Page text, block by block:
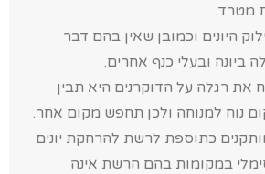
מטרד.
היונים וכמובן שאין בהם דבר
ביונה ובעלי כנף אחרים.
את רגלה על הדוקרנים היא תבין
נוח למנוחה ולכן תחפש מקום אחר.
כתוספת לרשת להרחקת יונים
במקומות בהם הרשת אינה